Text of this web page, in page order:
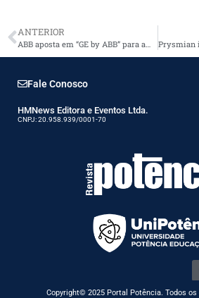
ANTERIOR
ABB aposta em “GE by ABB” para ampliar presença na proteção elétrica residencial e comercial
Fale Conosco
HMNews Editora e Eventos Ltda.
CNPJ: 20.958.939/0001-70
Copyright© 2025 Portal Potência. Todos